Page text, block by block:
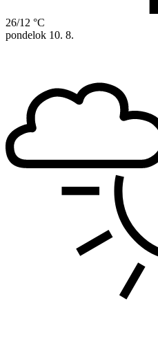
26/12 °C
pondelok 10. 8.